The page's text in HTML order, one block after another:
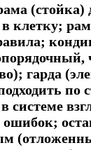
(стойка)
клетку;
гарда
системе
ошибок;